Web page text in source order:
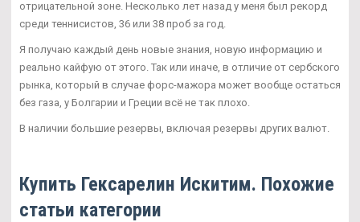
отрицательной зоне. Несколько лет назад у меня был рекорд
среди теннисистов, 36 или 38 проб за год.
Я получаю каждый день новые знания, новую информацию и
реально кайфую от этого. Так или иначе, в отличие от сербского
рынка, который в случае форс-мажора может вообще остаться
без газа, у Болгарии и Греции всё не так плохо.
В наличии большие резервы, включая резервы других валют.
Купить Гексарелин Искитим. Похожие
статьи категории